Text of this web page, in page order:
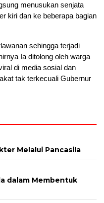
menusukan senjata
kiri dan ke beberapa bagian
sehingga terjadi
Ia ditolong oleh warga
di media sosial dan
tak terkecuali Gubernur
Melalui Pancasila
dalam Membentuk